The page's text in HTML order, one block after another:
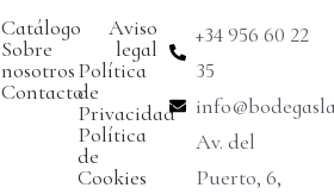
Catálogo
Sobre
nosotros
Contacto
Aviso
legal
Política
de
Privacidad
Política
de
Cookies
+34 956 60 22
35
Av. del
Puerto, 6,